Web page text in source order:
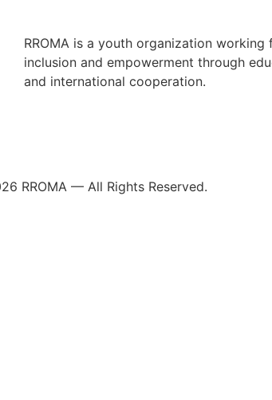
RROMA is a youth organization working
inclusion and empowerment through
and international cooperation.
RROMA — All Rights Reserved.